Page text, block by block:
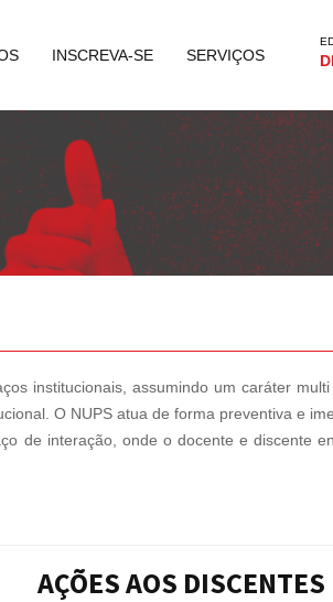
INSCREVA-SE SERVIÇOS
institucionais, assumindo um caráter
O NUPS atua de forma preventiva e
de interação, onde o docente e discente
AÇÕES AOS DISCENTES